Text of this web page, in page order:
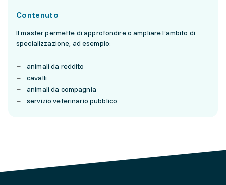
Contenuto
Il master permette di approfondire o ampliare l’ambito di
specializzazione, ad esempio:
animali da reddito
cavalli
animali da compagnia
servizio veterinario pubblico